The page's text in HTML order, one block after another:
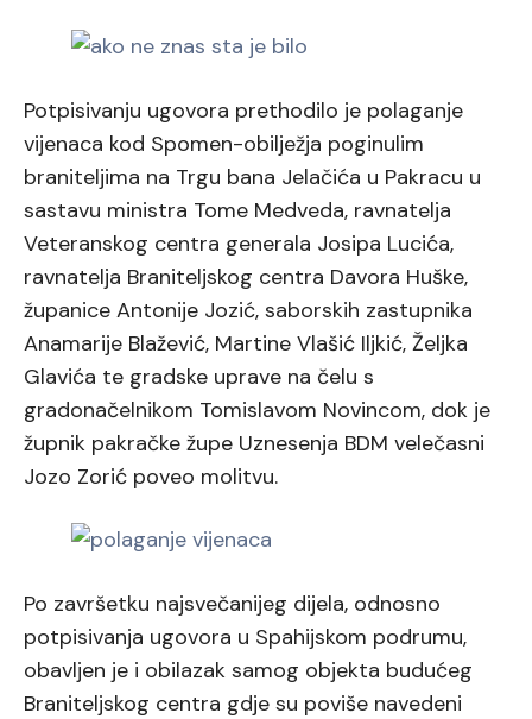
Potpisivanju ugovora prethodilo je polaganje
vijenaca kod Spomen-obilježja poginulim
braniteljima na Trgu bana Jelačića u Pakracu u
sastavu ministra Tome Medveda, ravnatelja
Veteranskog centra generala Josipa Lucića,
ravnatelja Braniteljskog centra Davora Huške,
županice Antonije Jozić, saborskih zastupnika
Anamarije Blažević, Martine Vlašić Iljkić, Željka
Glavića te gradske uprave na čelu s
gradonačelnikom Tomislavom Novincom, dok je
župnik pakračke župe Uznesenja BDM velečasni
Jozo Zorić poveo molitvu.
Po završetku najsvečanijeg dijela, odnosno
potpisivanja ugovora u Spahijskom podrumu,
obavljen je i obilazak samog objekta budućeg
Braniteljskog centra gdje su poviše navedeni